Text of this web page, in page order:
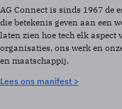
AG Connect is sinds 1967 de
die betekenis geven aan een
laten zien hoe tech elk aspect
organisaties, ons werk en
en maatschappij.
Lees ons manifest >